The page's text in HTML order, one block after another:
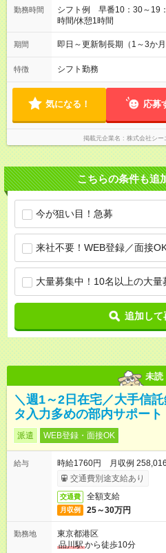
勤務時間
シフト例 早番10：30～
時間/休憩1時間
期間 即日～更新制長期（1～3か月
特徴 シフト勤務
気になる！ 応募
掲載元企業名 株式会社シー
こちらの条件も追
今が狙い目！急募
来社不要！WEB登録／面接
大量募集中！10名以上の大量
追加して
未読
＼週1～2日在宅／大手信
タ入力多めの部内サポート
派遣 WEB登録・面接OK
給与
時給1760円 月収例
交通費別途支給あり
交通費 全額支給
月収例 25～30万円
勤務地
東京都港区
品川駅から徒歩10分